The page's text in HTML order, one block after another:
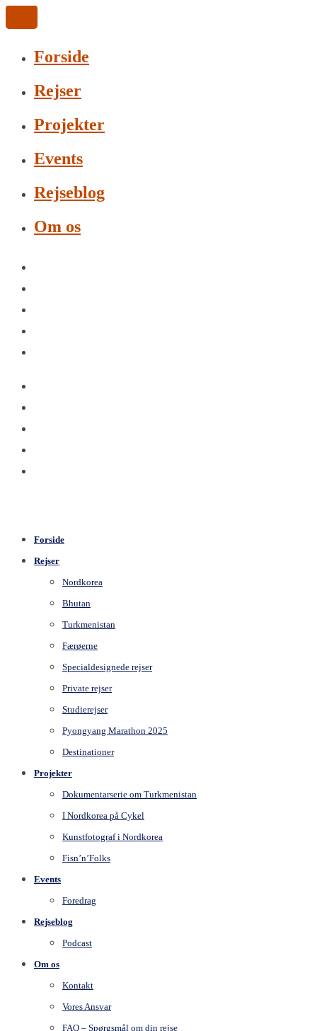
Forside
Rejser
Projekter
Events
Rejseblog
Om os
Forside
Rejser
Nordkorea
Bhutan
Turkmenistan
Færøerne
Specialdesignede rejser
Private rejser
Studierejser
Pyongyang Marathon 2025
Destinationer
Projekter
Dokumentarserie om Turkmenistan
I Nordkorea på Cykel
Kunstfotograf i Nordkorea
Fisn’n’Folks
Events
Foredrag
Rejseblog
Podcast
Om os
Kontakt
Vores Ansvar
FAQ – Spørgsmål om din rejse